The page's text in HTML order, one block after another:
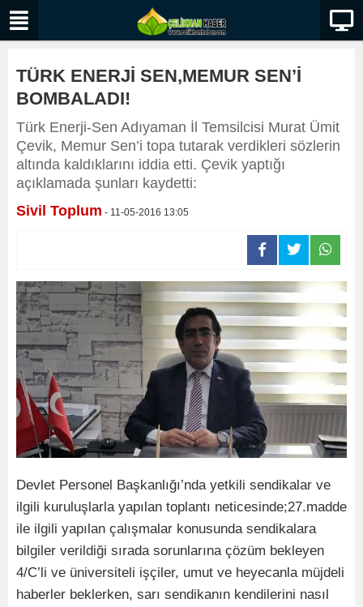
TÜRK ENERJİ SEN,MEMUR SEN’İ
BOMBALADI!
Türk Enerji-Sen Adıyaman İl Temsilcisi Murat Ümit
Çevik, Memur Sen’i topa tutarak verdikleri sözlerin
altında kaldıklarını iddia etti. Çevik yaptığı
açıklamada şunları kaydetti:
Sivil Toplum - 11-05-2016 13:05
Devlet Personel Başkanlığı’nda yetkili sendikalar ve
ilgili kuruluşlarla yapılan toplantı neticesinde;27.madde
ile ilgili yapılan çalışmalar konusunda sendikalara
bilgiler verildiği sırada sorunlarına çözüm bekleyen
4/C’li ve üniversiteli işçiler, umut ve heyecanla müjdeli
haberler beklerken, sarı sendikanın kendilerini nasıl